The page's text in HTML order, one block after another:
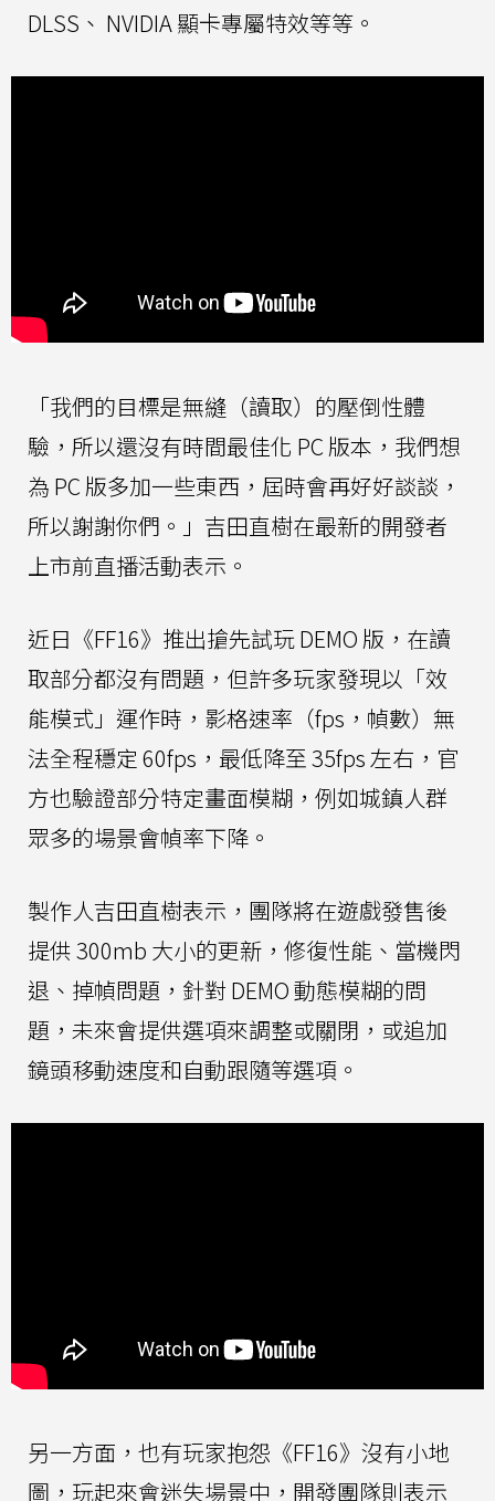
DLSS、 NVIDIA 顯卡專屬特效等等。
「我們的目標是無縫（讀取）的壓倒性體
驗，所以還沒有時間最佳化 PC 版本，我們想
為 PC 版多加一些東西，屆時會再好好談談，
所以謝謝你們。」吉田直樹在最新的開發者
上市前直播活動表示。
近日《FF16》推出搶先試玩 DEMO 版，在讀
取部分都沒有問題，但許多玩家發現以「效
能模式」運作時，影格速率（fps，幀數）無
法全程穩定 60fps，最低降至 35fps 左右，官
方也驗證部分特定畫面模糊，例如城鎮人群
眾多的場景會幀率下降。
製作人吉田直樹表示，團隊將在遊戲發售後
提供 300mb 大小的更新，修復性能、當機閃
退、掉幀問題，針對 DEMO 動態模糊的問
題，未來會提供選項來調整或關閉，或追加
鏡頭移動速度和自動跟隨等選項。
另一方面，也有玩家抱怨《FF16》沒有小地
圖，玩起來會迷失場景中，開發團隊則表示